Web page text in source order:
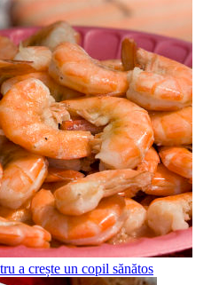
a crește un copil sănătos